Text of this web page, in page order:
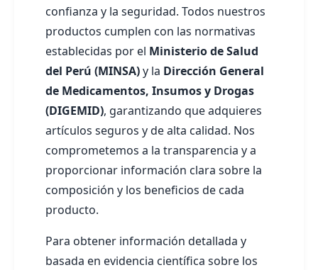
confianza y la seguridad. Todos nuestros
productos cumplen con las normativas
establecidas por el Ministerio de Salud
del Perú (MINSA)y la Dirección General
de Medicamentos, Insumos y Drogas
(DIGEMID), garantizando que adquieres
artículos seguros y de alta calidad. Nos
comprometemos a la transparencia y a
proporcionar información clara sobre la
composición y los beneficios de cada
producto.
Para obtener información detallada y
basada en evidencia científica sobre los